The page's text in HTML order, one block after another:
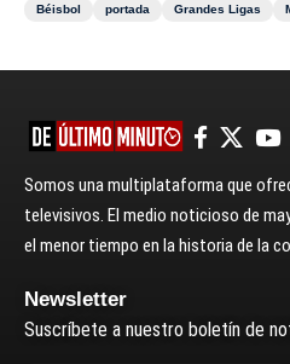
Béisbol
portada Grandes Ligas
Somos una multiplataforma que
televisivos. El medio noticioso de
el menor tiempo en la historia de la
Newsletter
Suscríbete a nuestro boletín de